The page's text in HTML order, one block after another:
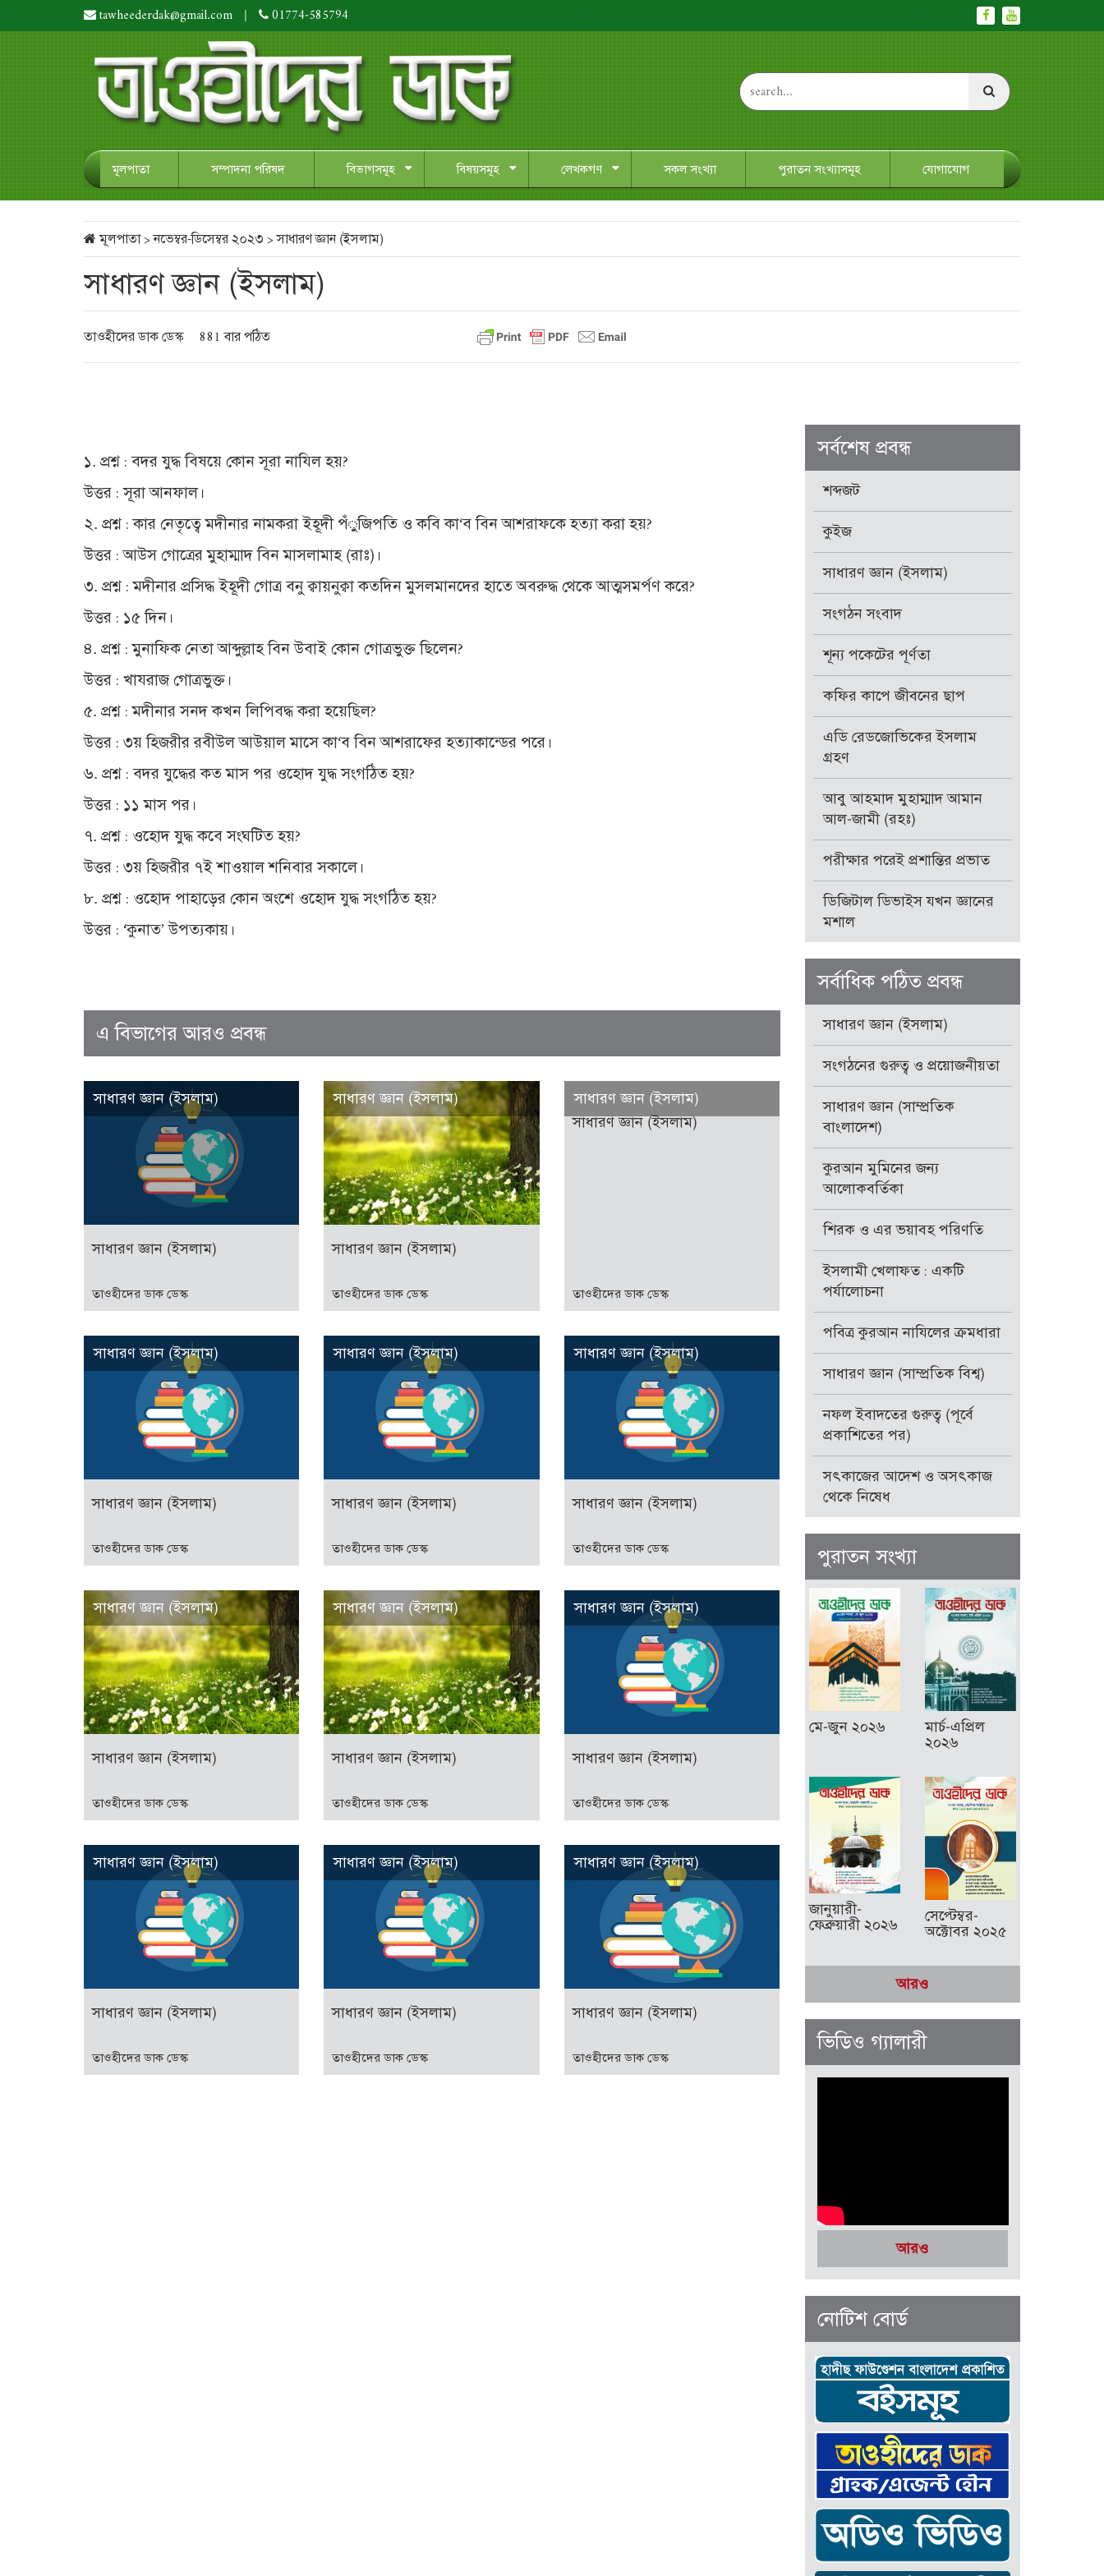
tawheederdak@gmail.com | 01774-585794
মূলপাতা সম্পাদনা পরিষদ বিভাগসমূহ বিষয়সমূহ লেখকগণ সকল সংখ্যা পুরাতন সংখ্যাসমূহ যোগাযোগ
মূলপাতা> নভেম্বর-ডিসেম্বর ২০২৩ > সাধারণ জ্ঞান (ইসলাম)
সাধারণ জ্ঞান (ইসলাম)
তাওহীদের ডাক ডেস্ক 881 বার পঠিত
১. প্রশ্ন : বদর যুদ্ধ বিষয়ে কোন সূরা নাযিল হয়?
উত্তর : সূরা আনফাল।
২. প্রশ্ন : কার নেতৃত্বে মদীনার নামকরা ইহূদী পঁুজিপতি ও কবি কা‘ব বিন আশরাফকে হত্যা করা হয়?
উত্তর : আউস গোত্রের মুহাম্মাদ বিন মাসলামাহ (রাঃ)।
৩. প্রশ্ন : মদীনার প্রসিদ্ধ ইহূদী গোত্র বনু ক্বায়নুক্বা কতদিন মুসলমানদের হাতে অবরুদ্ধ থেকে আত্মসমর্পণ করে?
উত্তর : ১৫ দিন।
৪. প্রশ্ন : মুনাফিক নেতা আব্দুল্লাহ বিন উবাই কোন গোত্রভুক্ত ছিলেন?
উত্তর : খাযরাজ গোত্রভুক্ত।
৫. প্রশ্ন : মদীনার সনদ কখন লিপিবদ্ধ করা হয়েছিল?
উত্তর : ৩য় হিজরীর রবীউল আউয়াল মাসে কা‘ব বিন আশরাফের হত্যাকান্ডের পরে।
৬. প্রশ্ন : বদর যুদ্ধের কত মাস পর ওহোদ যুদ্ধ সংগঠিত হয়?
উত্তর : ১১ মাস পর।
৭. প্রশ্ন : ওহোদ যুদ্ধ কবে সংঘটিত হয়?
উত্তর : ৩য় হিজরীর ৭ই শাওয়াল শনিবার সকালে।
৮. প্রশ্ন : ওহোদ পাহাড়ের কোন অংশে ওহোদ যুদ্ধ সংগঠিত হয়?
উত্তর : ‘কুনাত’ উপত্যকায়।
এ বিভাগের আরও প্রবন্ধ
সাধারণ জ্ঞান (ইসলাম)
সাধারণ জ্ঞান (ইসলাম)
তাওহীদের ডাক ডেস্ক
সাধারণ জ্ঞান (ইসলাম)
সাধারণ জ্ঞান (ইসলাম)
তাওহীদের ডাক ডেস্ক
সাধারণ জ্ঞান (ইসলাম)
সাধারণ জ্ঞান (ইসলাম)
তাওহীদের ডাক ডেস্ক
সাধারণ জ্ঞান (ইসলাম)
সাধারণ জ্ঞান (ইসলাম)
তাওহীদের ডাক ডেস্ক
সাধারণ জ্ঞান (ইসলাম)
সাধারণ জ্ঞান (ইসলাম)
তাওহীদের ডাক ডেস্ক
সাধারণ জ্ঞান (ইসলাম)
সাধারণ জ্ঞান (ইসলাম)
তাওহীদের ডাক ডেস্ক
সাধারণ জ্ঞান (ইসলাম)
সাধারণ জ্ঞান (ইসলাম)
তাওহীদের ডাক ডেস্ক
সাধারণ জ্ঞান (ইসলাম)
সাধারণ জ্ঞান (ইসলাম)
তাওহীদের ডাক ডেস্ক
সাধারণ জ্ঞান (ইসলাম)
সাধারণ জ্ঞান (ইসলাম)
তাওহীদের ডাক ডেস্ক
সাধারণ জ্ঞান (ইসলাম)
সাধারণ জ্ঞান (ইসলাম)
তাওহীদের ডাক ডেস্ক
সাধারণ জ্ঞান (ইসলাম)
সাধারণ জ্ঞান (ইসলাম)
তাওহীদের ডাক ডেস্ক
সাধারণ জ্ঞান (ইসলাম)
সাধারণ জ্ঞান (ইসলাম)
তাওহীদের ডাক ডেস্ক
সর্বশেষ প্রবন্ধ
শব্দজট
কুইজ
সাধারণ জ্ঞান (ইসলাম)
সংগঠন সংবাদ
শূন্য পকেটের পূর্ণতা
কফির কাপে জীবনের ছাপ
এডি রেডজোভিকের ইসলাম
গ্রহণ
আবু আহমাদ মুহাম্মাদ আমান
আল-জামী (রহঃ)
পরীক্ষার পরেই প্রশান্তির প্রভাত
ডিজিটাল ডিভাইস যখন জ্ঞানের
মশাল
সর্বাধিক পঠিত প্রবন্ধ
সাধারণ জ্ঞান (ইসলাম)
সংগঠনের গুরুত্ব ও প্রয়োজনীয়তা
সাধারণ জ্ঞান (সাম্প্রতিক
বাংলাদেশ)
কুরআন মুমিনের জন্য
আলোকবর্তিকা
শিরক ও এর ভয়াবহ পরিণতি
ইসলামী খেলাফত : একটি
পর্যালোচনা
পবিত্র কুরআন নাযিলের ক্রমধারা
সাধারণ জ্ঞান (সাম্প্রতিক বিশ্ব)
নফল ইবাদতের গুরুত্ব (পূর্বে
প্রকাশিতের পর)
সৎকাজের আদেশ ও অসৎকাজ
থেকে নিষেধ
পুরাতন সংখ্যা
মে-জুন ২০২৬
মার্চ-এপ্রিল
২০২৬
জানুয়ারী-
ফেব্রুয়ারী ২০২৬
সেপ্টেম্বর-
অক্টোবর ২০২৫
আরও
ভিডিও গ্যালারী
আরও
নোটিশ বোর্ড